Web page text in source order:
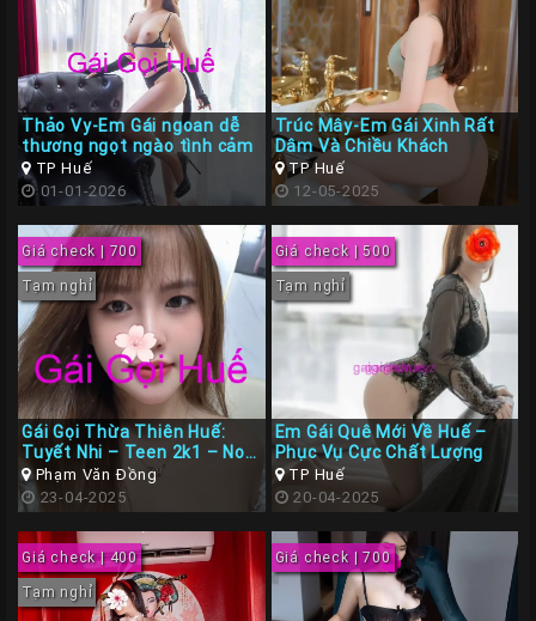
DẪN
CHECKER
HUẾ
Liên
Hệ
Group
Gái
Gọi
Huế
Thảo Vy-Em Gái ngoan dễ
thương ngọt ngào tình cảm
TP Huế
01-01-2026
Trúc Mây-Em Gái Xinh Rất
Dâm Và Chiều Khách
TP Huế
12-05-2025
Giá check | 700
Tạm nghỉ
Gái Gọi Thừa Thiên Huế:
Tuyết Nhi – Teen 2k1 – Non
Tơ Siêu Ngon Tình Cảm
Phạm Văn Đồng
23-04-2025
Giá check | 500
Tạm nghỉ
Em Gái Quê Mới Về Huế –
Phục Vụ Cực Chất Lượng
TP Huế
20-04-2025
Giá check | 400
Tạm nghỉ
Giá check | 700